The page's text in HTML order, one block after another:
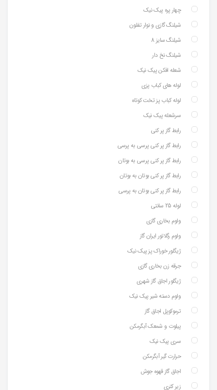
چهار پره پیک نیک
شیلنگ گازی و نوار تفلون
شیلنگ سایز 8
شیلنگ نخ دار
شعله افکن پیک نیک
لوله های کباب پزی
لوله کباب پز تخت کوتاه
سرشعله پیک نیک
رابط گاز پر کنی
رابط گاز پر کنی پرسی به پرسی
رابط گاز پر کنی پرسی به بوتان
رابط گاز پر کنی بوتان به بوتان
رابط گاز پر کنی بوتان به پرسی
لوله 25 سانتی
ولوم بخاری گازی
ولوم رگلاتور ایران گاز
ژیگلور خوراک پز پیک نیک
جرقه زن بخاری گازی
ژیگلور اجاق گاز شهری
ولوم دسته شیر پیک نیک
ترموکوپل اجاق گاز
پیلوت و شمعک آبگرمکن
سری پیک نیک
حرارت گیر آبگرمکن
اجاق گاز قهوه جوش
زیر کتری